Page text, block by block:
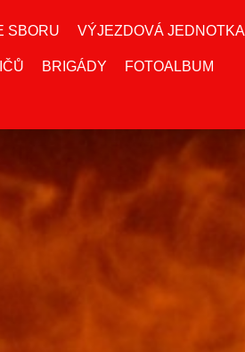
SBORU VÝJEZDOVÁ JEDNOTKA
BRIGÁDY FOTOALBUM